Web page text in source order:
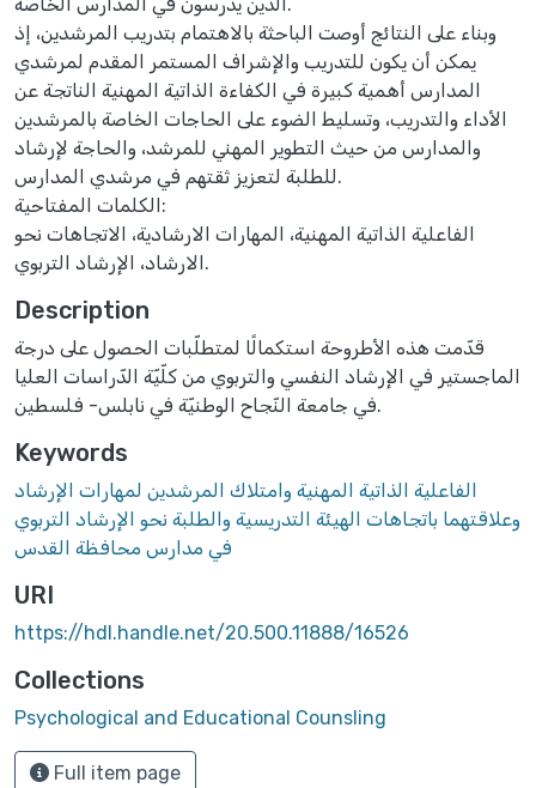
وبناء على النتائج أوصت الباحثة بالاهتمام بتدريب المرشدين، إذ
يمكن أن يكون للتدريب والإشراف المستمر المقدم لمرشدي
المدارس أهمية كبيرة في الكفاءة الذاتية المهنية الناتجة عن
الأداء والتدريب، وتسليط الضوء على الحاجات الخاصة بالمرشدين
والمدارس من حيث التطوير المهني للمرشد، والحاجة لإرشاد
للطلبة لتعزيز ثقتهم في مرشدي المدارس.
الكلمات المفتاحية:
الفاعلية الذاتية المهنية، المهارات الارشادية، الاتجاهات نحو
الارشاد، الإرشاد التربوي.
Description
قدّمت هذه الأطروحة استكمالًا لمتطلّبات الحصول على درجة
الماجستير في الإرشاد النفسي والتربوي من كلّيّة الدّراسات العليا
في جامعة النّجاح الوطنيّة في نابلس- فلسطين.
Keywords
الفاعلية الذاتية المهنية وامتلاك المرشدين لمهارات الإرشاد
وعلاقتهما باتجاهات الهيئة التدريسية والطلبة نحو الإرشاد التربوي
في مدارس محافظة القدس
URI
https://hdl.handle.net/20.500.11888/16526
Collections
Psychological and Educational Counsling
Full item page